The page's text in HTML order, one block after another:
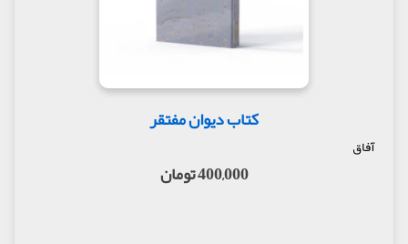
کتاب دیوان مفتقر
آفاق
400,000 تومان